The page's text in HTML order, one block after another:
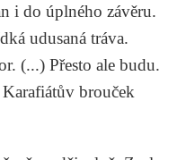
i do úplného závěru.
udusaná tráva.
(...) Přesto ale budu.
brouček